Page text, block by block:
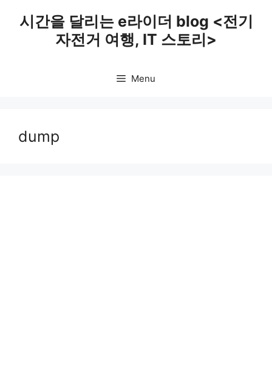
시간을 달리는 e라이더 blog <전기
자전거 여행, IT 스토리>
Menu
dump